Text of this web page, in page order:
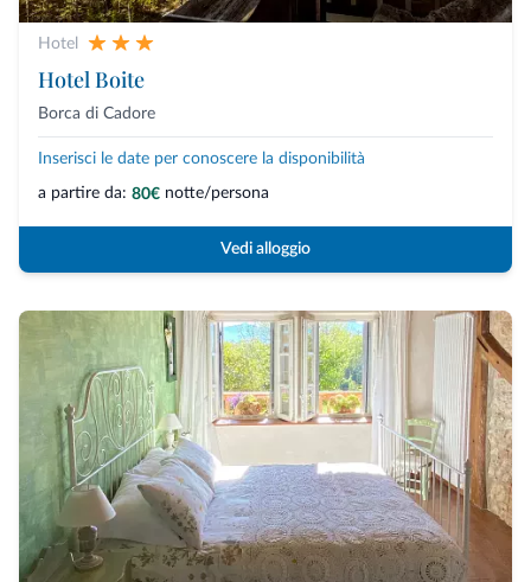
Hotel
Hotel Boite
Borca di Cadore
Inserisci le date per conoscere la disponibilità
a partire da: 80€ notte/persona
Vedi alloggio